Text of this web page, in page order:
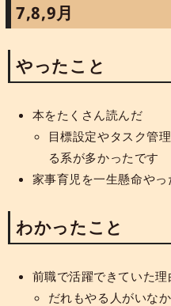
7,8,9月
やったこと
本をたくさん読んだ
目標設定やタスク管
る系が多かったです
家事育児を一生懸命やっ
わかったこと
前職で活躍できていた理
だれもやる人がいな